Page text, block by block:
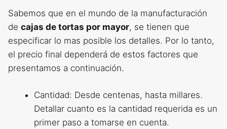
Sabemos que en el mundo de la manufacturación
de cajas de tortas por mayor, se tienen que
especificar lo mas posible los detalles. Por lo tanto,
el precio final dependerá de estos factores que
presentamos a continuación.
Cantidad: Desde centenas, hasta millares.
Detallar cuanto es la cantidad requerida es un
primer paso a tomarse en cuenta.